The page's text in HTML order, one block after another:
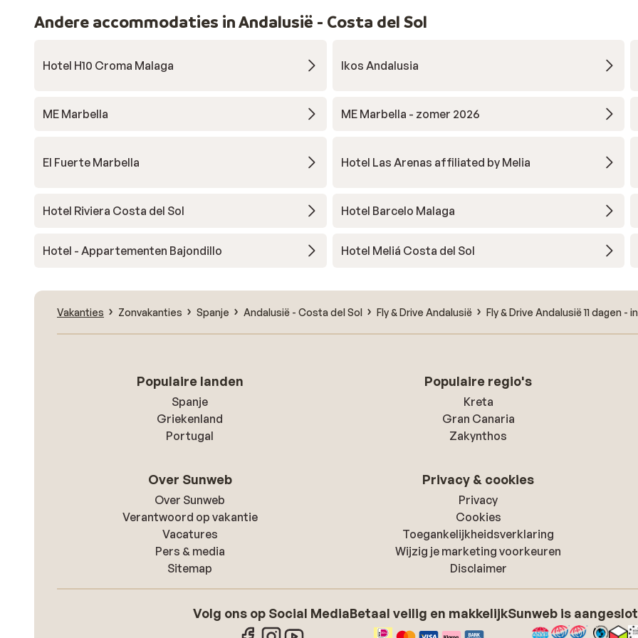
Andere accommodaties in Andalusië - Costa del Sol
Hotel H10 Croma Malaga Ikos Andalusia
ME Marbella ME Marbella - zomer 2026
El Fuerte Marbella Hotel Las Arenas affiliated by Melia
Hotel Riviera Costa del Sol Hotel Barcelo Malaga
Hotel - Appartementen Bajondillo Hotel Meliá Costa del Sol
Vakanties Zonvakanties Spanje Andalusië - Costa del Sol Fly & Drive Andalusië Fly & Drive Andalusië 11 dagen -
Populaire landen
Spanje
Griekenland
Portugal
Populaire regio's
Kreta
Gran Canaria
Zakynthos
Over Sunweb
Over Sunweb
Verantwoord op vakantie
Vacatures
Pers & media
Sitemap
Privacy & cookies
Privacy
Cookies
Toegankelijkheidsverklaring
Wijzig je marketing voorkeuren
Disclaimer
Volg ons op Social MediaBetaal veilig en makkelijkSunweb is